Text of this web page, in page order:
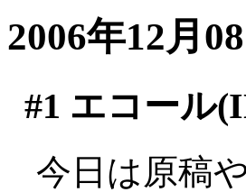
2006年12月
#1 エコール
今日は原稿